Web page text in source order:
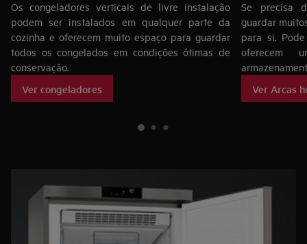
Os congeladores verticais de livre instalação
podem ser instalados em qualquer parte da
cozinha e oferecem muito espaço para guardar
todos os congelados em condições ótimas de
conservação.
Ver congeladores
Se precisa
guardar
para si.
oferecem
Ver Arcas